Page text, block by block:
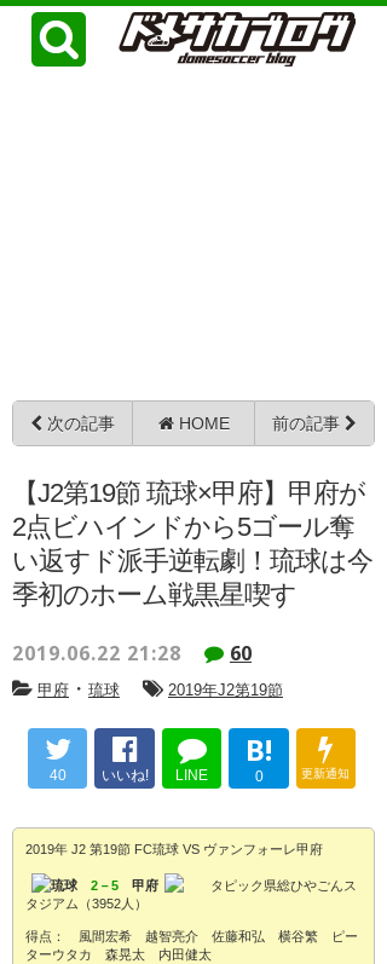
次の記事 HOME 前の記事
【J2第19節 琉球×甲府】甲府が
2点ビハインドから5ゴール奪
い返すド派手逆転劇！琉球は今
季初のホーム戦黒星喫す
2019.06.22 21:28 60
甲府 ・ 琉球 2019年J2第19節
40 いいね! LINE
B!
0 更新通知
2019年 J2 第19節 FC琉球 VS ヴァンフォーレ甲府
琉球 2－5 甲府
タピック県総ひやごんス
タジアム（3952人）
得点： 風間宏希 越智亮介 佐藤和弘 横谷繁 ピー
ターウタカ 森晃太 内田健太